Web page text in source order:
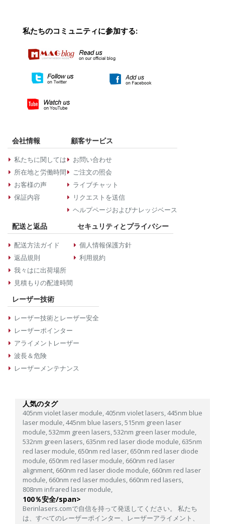
私たちのコミュニティに参加する:
会社情報
私たちに関しては
所在地と労働時間
お客様の声
保証内容
顧客サービス
お問い合わせ
ご注文の照会
ライブチャット
リクエストを送信
ヘルプページおよびナレッジベース
配送と返品
配送方法ガイド
返品規則
我々はに出荷場所
見積もりの配達時間
セキュリティとプライバシー
個人情報保護方針
利用規約
レーザー技術
レーザー技術とレーザー安全
レーザーポインター
アライメントレーザー
波長＆危険
レーザーメンテナンス
人気のタグ
405nm violet laser module,405nm violet lasers,445nm blue
laser module,445nm blue lasers,515nm green laser
module,532mm green lasers,532nm green laser module,
532nm green lasers, 635nm red laser diode module, 635nm
red laser module, 650nm red laser, 650nm red laser diode
module, 650nm red laser module, 660nm red laser
alignment, 660nm red laser diode module, 660nm red laser
module, 660nm red laser modules, 660nm red lasers,
808nm infrared laser module,
100％安全/span>
Berinlasers.comで自信を持って発送してください。 私たち
は、すべてのレーザーポインター、レーザーアライメント、